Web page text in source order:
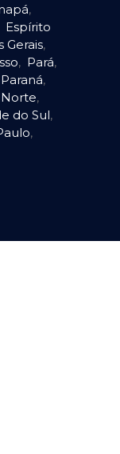
,
Espírito
Gerais,
, Pará,
Paraná,
Norte,
do Sul,
,